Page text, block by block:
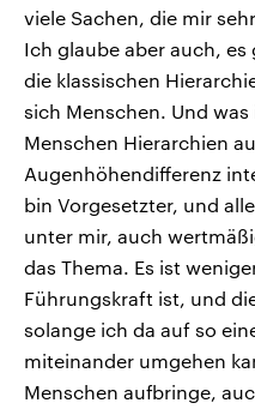
viele Sachen, die mir
Ich glaube aber auch,
die klassischen
sich Menschen. Und
Menschen Hierarchien
Augenhöhendifferenz
bin Vorgesetzter, und
unter mir, auch
das Thema. Es ist
Führungskraft ist, und
solange ich da auf so
miteinander umgehen
Menschen aufbringe,